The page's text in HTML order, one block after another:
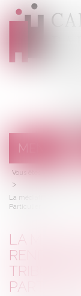
MENU
Vous êtes ici :
La médiation familiale
Particulier
LA
RENDUE